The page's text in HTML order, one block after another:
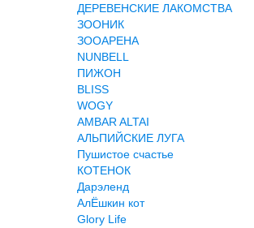
ДЕРЕВЕНСКИЕ ЛАКОМСТВА
ЗООНИК
ЗООАРЕНА
NUNBELL
ПИЖОН
BLISS
WOGY
AMBAR ALTAI
АЛЬПИЙСКИЕ ЛУГА
Пушистое счастье
КОТЕНОК
Дарэленд
АлЁшкин кот
Glory Life